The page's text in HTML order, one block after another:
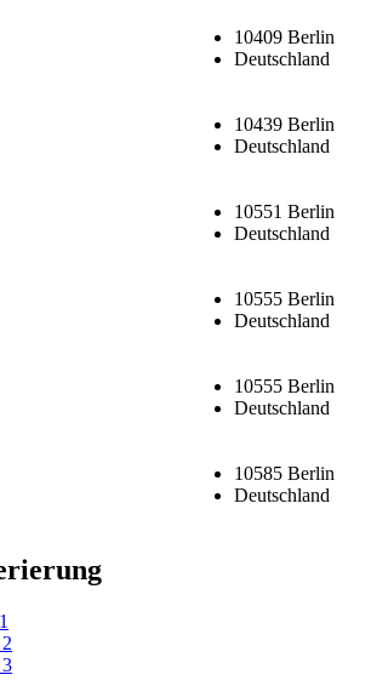
10409 Berlin
Deutschland
10439 Berlin
Deutschland
10551 Berlin
Deutschland
10555 Berlin
Deutschland
10555 Berlin
Deutschland
10585 Berlin
Deutschland
1
2
3